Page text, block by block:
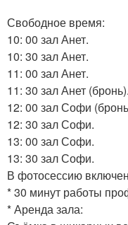
Свободное время:
10: 00 зал Анет.
10: 30 зал Анет.
11: 00 зал Анет.
11: 30 зал Анет (бронь).
12: 00 зал Софи
12: 30 зал Софи.
13: 00 зал Софи.
13: 30 зал Софи.
В фотосессию
* 30 минут работы
* Аренда зала: